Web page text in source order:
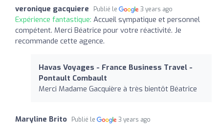
veronique gacquiere Publié le 3 years ago
Expérience fantastique: Accueil sympatique et personnel
compétent. Merci Béatrice pour votre réactivité. Je
recommande cette agence.
Havas Voyages - France Business Travel -
Pontault Combault
Merci Madame Gacquière à très bientôt Béatrice
Maryline Brito Publié le 3 years ago